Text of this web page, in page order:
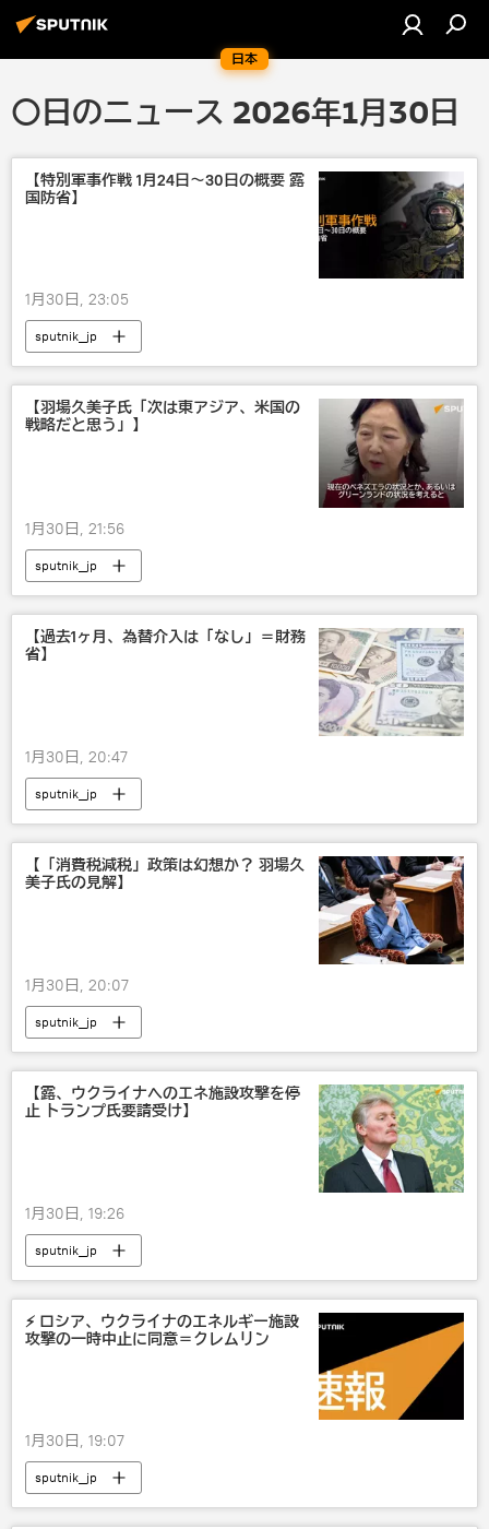
日本
〇日のニュース 2026年1月30日
【特別軍事作戦 1月24日～30日の概要 露
国防省】
1月30日, 23:05
sputnik_jp
【羽場久美子氏「次は東アジア、米国の
戦略だと思う」】
1月30日, 21:56
sputnik_jp
【過去1ヶ月、為替介入は「なし」＝財務
省】
1月30日, 20:47
sputnik_jp
【「消費税減税」政策は幻想か？ 羽場久
美子氏の見解】
1月30日, 20:07
sputnik_jp
【露、ウクライナへのエネ施設攻撃を停
止 トランプ氏要請受け】
1月30日, 19:26
sputnik_jp
⚡️ ロシア、ウクライナのエネルギー施設
攻撃の一時中止に同意＝クレムリン
1月30日, 19:07
sputnik_jp